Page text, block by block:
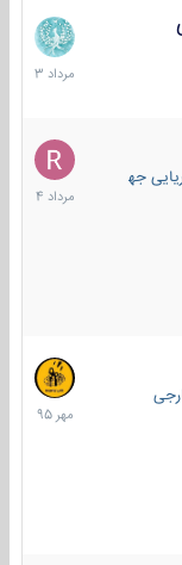
2
مرداد
1403
جهان
16
مرداد
1404
27
مهر
1395